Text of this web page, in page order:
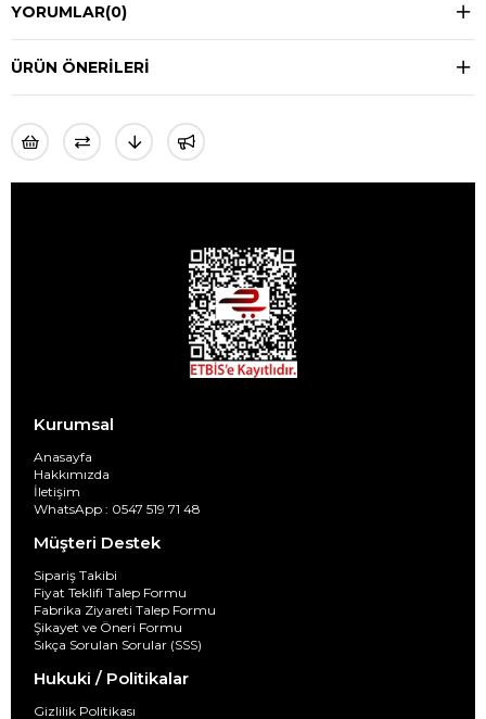
YORUMLAR(0)
ÜRÜN ÖNERILERI
Kurumsal
Anasayfa
Hakkımızda
İletişim
WhatsApp : 0547 519 71 48
Müşteri Destek
Sipariş Takibi
Fiyat Teklifi Talep Formu
Fabrika Ziyareti Talep Formu
Şikayet ve Öneri Formu
Sıkça Sorulan Sorular (SSS)
Hukuki / Politikalar
Gizlilik Politikası